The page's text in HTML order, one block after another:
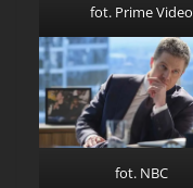
fot. Prime Video
fot. NBC